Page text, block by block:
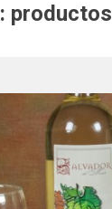
productos